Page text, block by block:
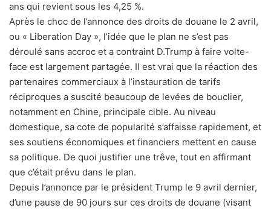
ans qui revient sous les 4,25 %.
Après le choc de l’annonce des droits de douane le 2 avril,
ou « Liberation Day », l’idée que le plan ne s’est pas
déroulé sans accroc et a contraint D.Trump à faire volte-
face est largement partagée. Il est vrai que la réaction des
partenaires commerciaux à l’instauration de tarifs
réciproques a suscité beaucoup de levées de bouclier,
notamment en Chine, principale cible. Au niveau
domestique, sa cote de popularité s’affaisse rapidement, et
ses soutiens économiques et financiers mettent en cause
sa politique. De quoi justifier une trêve, tout en affirmant
que c’était prévu dans le plan.
Depuis l’annonce par le président Trump le 9 avril dernier,
d’une pause de 90 jours sur ces droits de douane (visant